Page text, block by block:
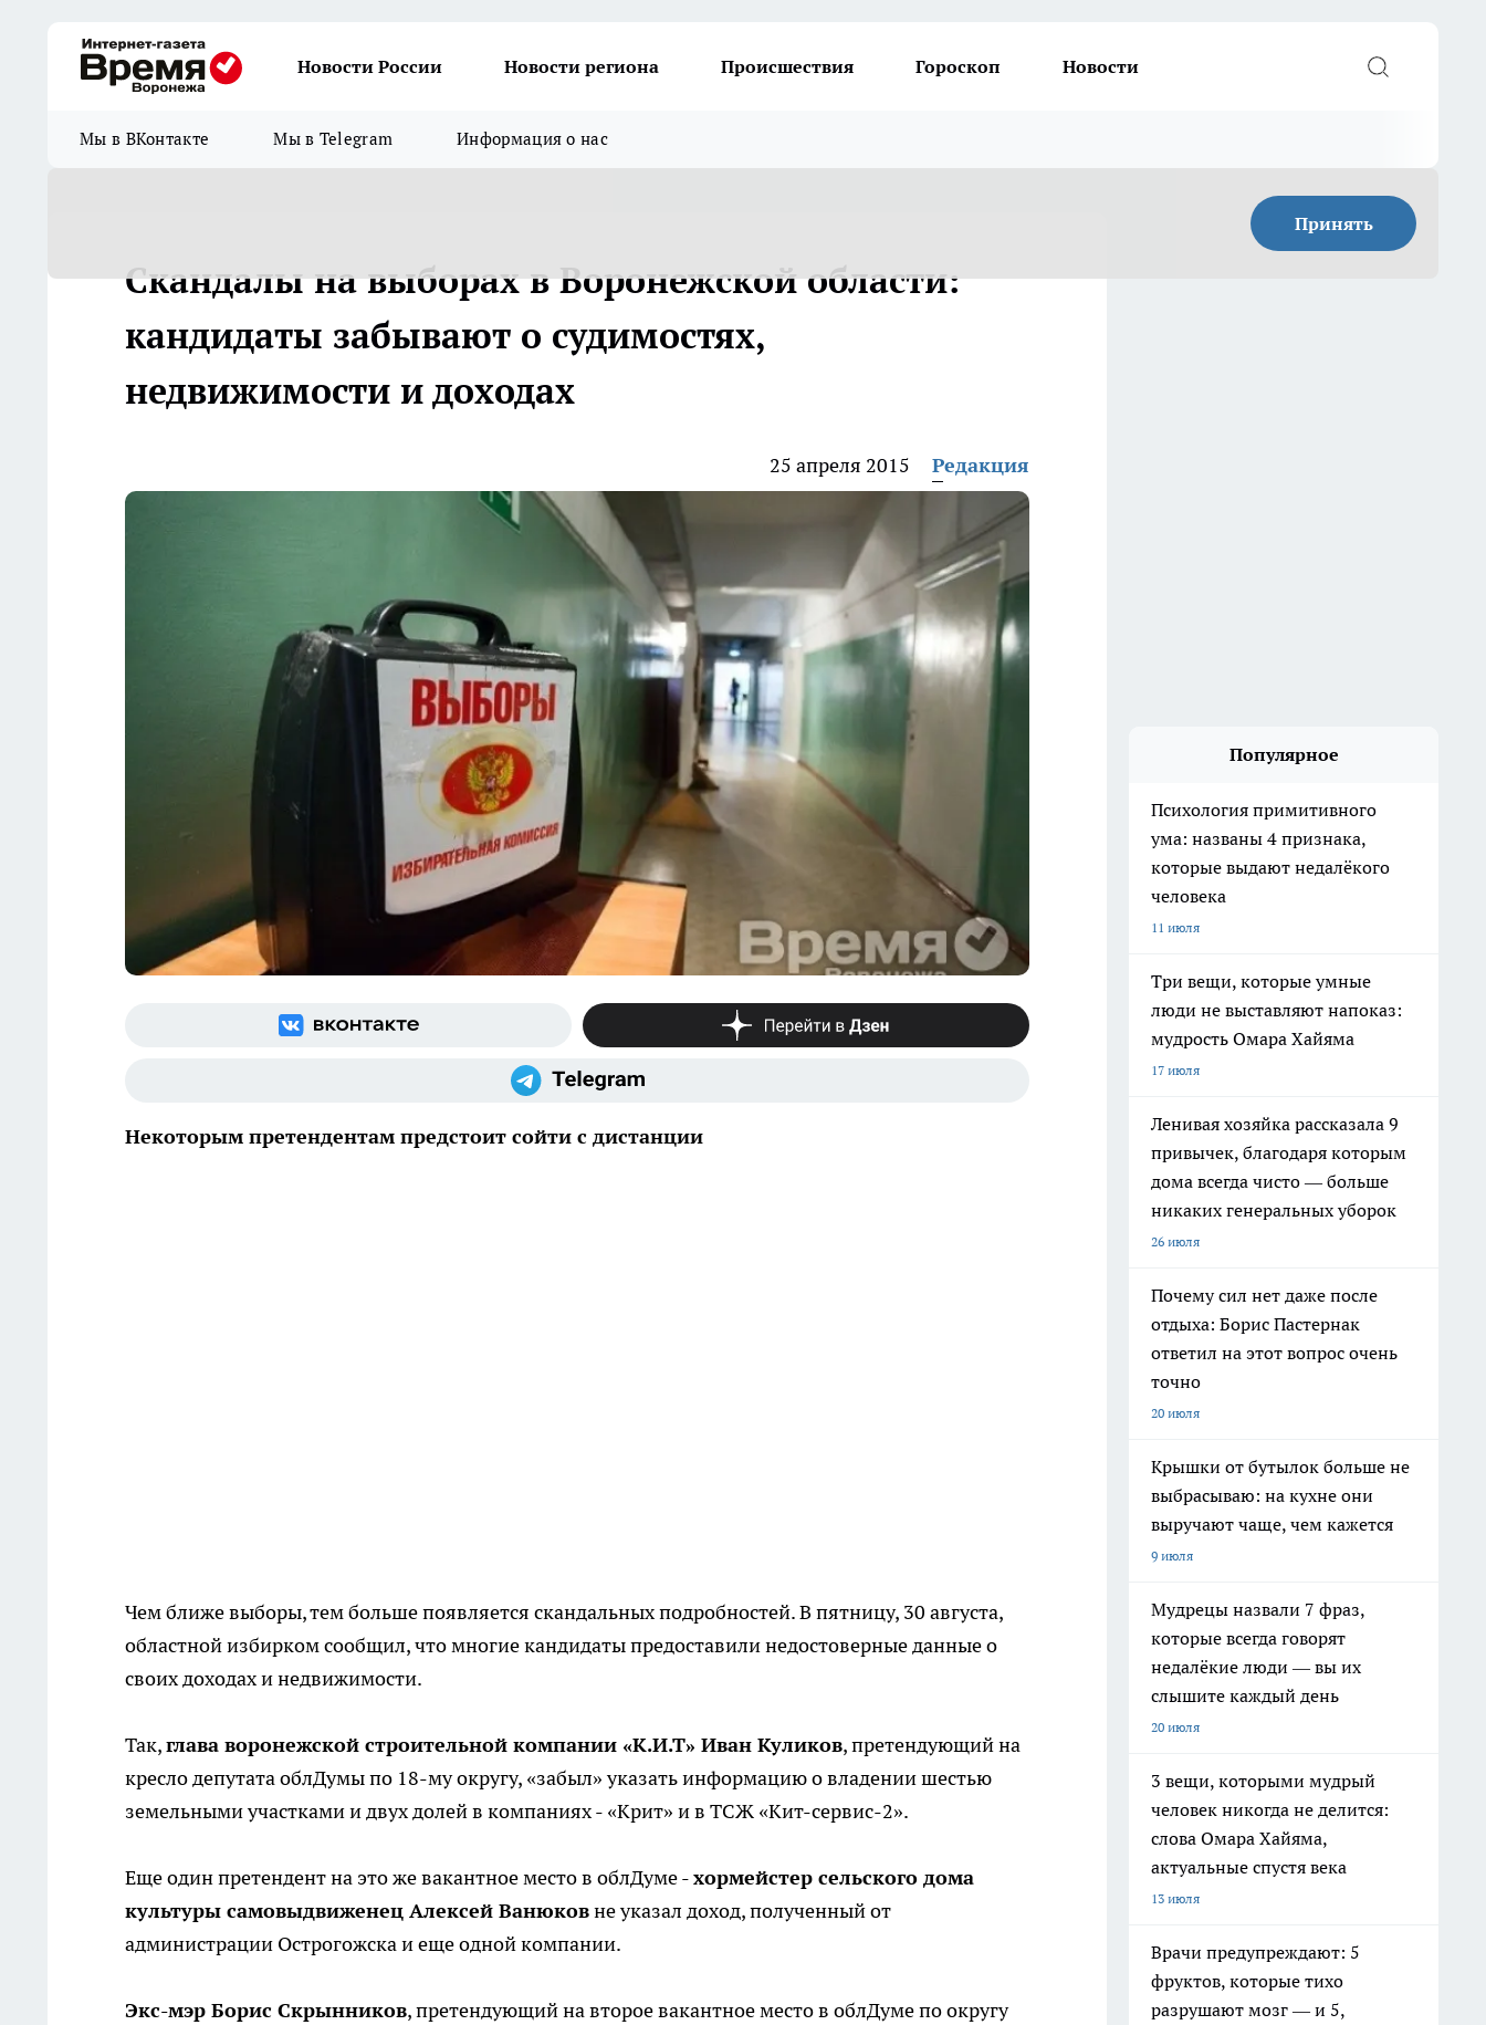
Новости России Новости региона Происшествия Гороскоп Новости
Мы в ВКонтакте Мы в Telegram Информация о нас
Принять
Скандалы на выборах в Воронежской области:
кандидаты забывают о судимостях,
недвижимости и доходах
25 апреля 2015 Редакция
Некоторым претендентам предстоит сойти с дистанции
Чем ближе выборы, тем больше появляется скандальных подробностей. В пятницу, 30 августа,
областной избирком сообщил, что многие кандидаты предоставили недостоверные данные о
своих доходах и недвижимости.
Так,глава воронежской строительной компании «К.И.Т» Иван Куликов, претендующий на
кресло депутата облДумы по 18-му округу, «забыл» указать информацию о владении шестью
земельными участками и двух долей в компаниях - «Крит» и в ТСЖ «Кит-сервис-2».
Еще один претендент на это же вакантное место в облДуме -хормейстер сельского дома
культуры самовыдвиженец Алексей Ванюковне указал доход, полученный от
администрации Острогожска и еще одной компании.
Экс-мэр Борис Скрынников, претендующий на второе вакантное место в облДуме по округу
Популярное
Психология примитивного
ума: названы 4 признака,
которые выдают недалёкого
человека
11 июля
Три вещи, которые умные
люди не выставляют напоказ:
мудрость Омара Хайяма
17 июля
Ленивая хозяйка рассказала 9
привычек, благодаря которым
дома всегда чисто — больше
никаких генеральных уборок
26 июля
Почему сил нет даже после
отдыха: Борис Пастернак
ответил на этот вопрос очень
точно
20 июля
Крышки от бутылок больше не
выбрасываю: на кухне они
выручают чаще, чем кажется
9 июля
Мудрецы назвали 7 фраз,
которые всегда говорят
недалёкие люди — вы их
слышите каждый день
20 июля
3 вещи, которыми мудрый
человек никогда не делится:
слова Омара Хайяма,
актуальные спустя века
13 июля
Врачи предупреждают: 5
фруктов, которые тихо
разрушают мозг — и 5,